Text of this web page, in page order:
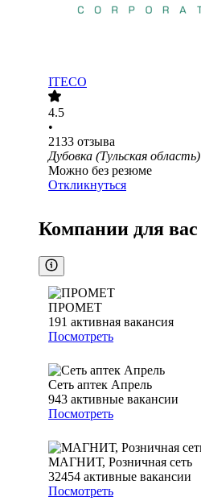
ITECO
4.5
•
2133 отзыва
Дубовка (Тульская область)
Можно без резюме
Откликнуться
Компании для вас
ПРОМЕТ
191 активная вакансия
Посмотреть
Сеть аптек Апрель
943 активные вакансии
Посмотреть
МАГНИТ, Розничная сеть
32454 активные вакансии
Посмотреть